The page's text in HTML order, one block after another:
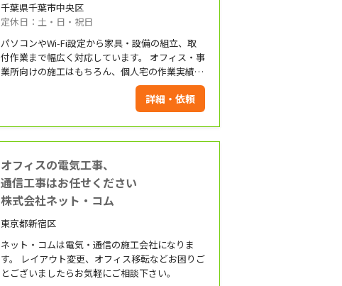
千葉県千葉市中央区
定休日：土・日・祝日
パソコンやWi-Fi設定から家具・設備の組立、取
付作業まで幅広く対応しています。 オフィス・事
業所向けの施工はもちろん、個人宅の作業実績も
お困りの事がありましたら、遠慮なくお問い合わ
詳細・依頼
オフィスの電気工事、
通信工事はお任せください
株式会社ネット・コム
東京都新宿区
ネット・コムは電気・通信の施工会社になりま
す。 レイアウト変更、オフィス移転などお困りご
とございましたらお気軽にご相談下さい。